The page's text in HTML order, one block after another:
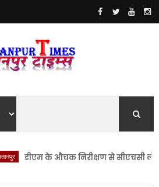
डीएम के औचक निरीक्षण से सीएचसी लंभुआ में